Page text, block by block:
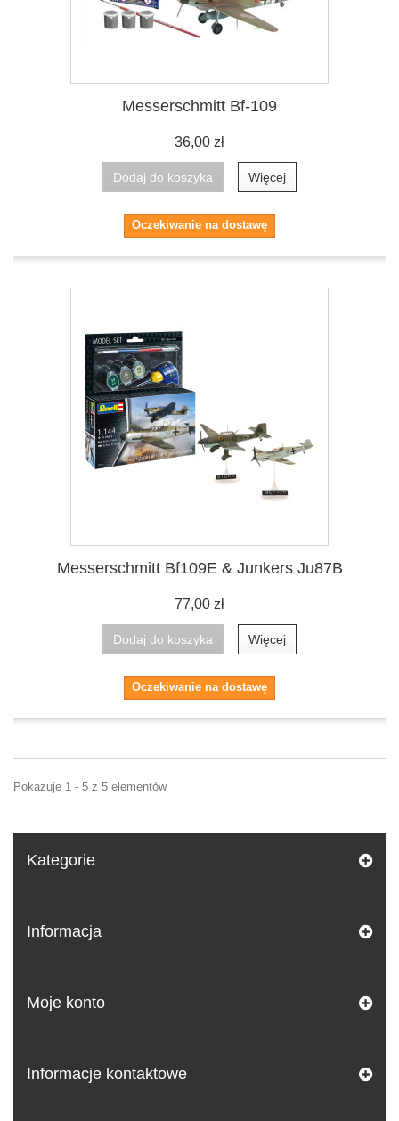
Messerschmitt Bf-109
36,00 zł
Dodaj do koszyka Więcej
Oczekiwanie na dostawę
Messerschmitt Bf109E & Junkers Ju87B
77,00 zł
Dodaj do koszyka Więcej
Oczekiwanie na dostawę
Pokazuje 1 - 5 z 5 elementów
Kategorie
Informacja
Moje konto
Informacje kontaktowe